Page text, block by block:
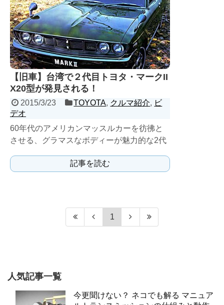
【旧車】台湾で２代目トヨタ・マークII
X20型が発見される！
2015/3/23 TOYOTA, クルマ紹介, ビ
デオ
60年代のアメリカンマッスルカーを彷彿と
させる、グラマスなボディーが魅力的な2代
加えて生産台数がそれ...
記事を読む
1
人気記事一覧
今更聞けない？ ネコでも解る マニュア